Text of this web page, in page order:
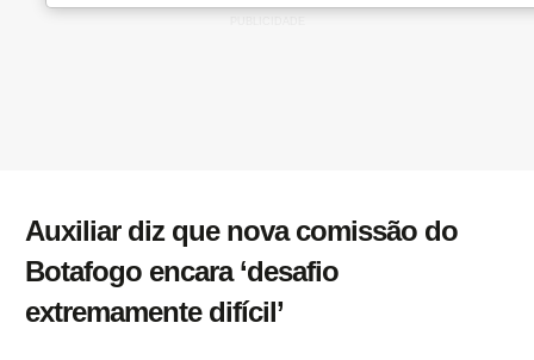
Auxiliar diz que nova comissão do
Botafogo encara ‘desafio
extremamente difícil’